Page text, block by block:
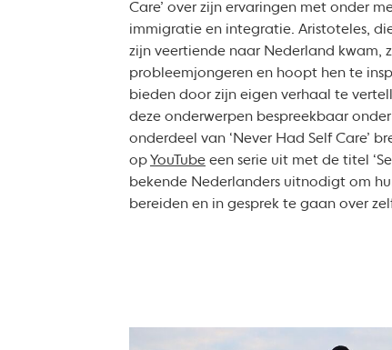
Care’ over zijn ervaringen met onder
immigratie en integratie. Aristoteles,
zijn veertiende naar Nederland kwam,
probleemjongeren en hoopt hen te
bieden door zijn eigen verhaal te
deze onderwerpen bespreekbaar
onderdeel van ‘Never Had Self Care’
op YouTubeeen serie uit met de titel
bekende Nederlanders uitnodigt om
bereiden en in gesprek te gaan over